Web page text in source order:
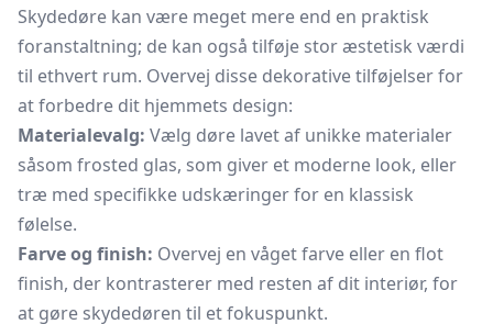
Skydedøre kan være meget mere end en praktisk
foranstaltning; de kan også tilføje stor æstetisk værdi
til ethvert rum. Overvej disse dekorative tilføjelser for
at forbedre dit hjemmets design:
Materialevalg: Vælg døre lavet af unikke materialer
såsom frosted glas, som giver et moderne look, eller
træ med specifikke udskæringer for en klassisk
følelse.
Farve og finish: Overvej en våget farve eller en flot
finish, der kontrasterer med resten af dit interiør, for
at gøre skydedøren til et fokuspunkt.